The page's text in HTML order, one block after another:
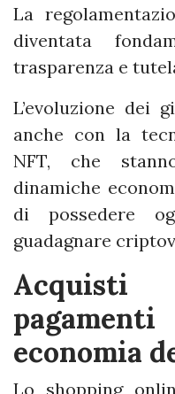
La
diventata
trasparenza e
L’evoluzione dei
anche con la
NFT, che
dinamiche
di possedere
guadagnare
economia
Lo shopping